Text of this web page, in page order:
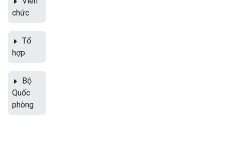
chức
Tổ
hợp
Bộ
Quốc
phòng